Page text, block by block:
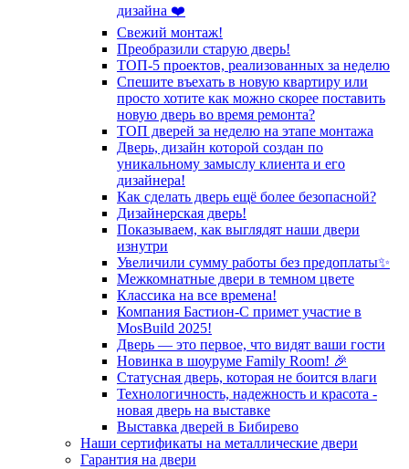
дизайна ❤️
Свежий монтаж!
Преобразили старую дверь!
ТОП-5 проектов, реализованных за неделю
Спешите въехать в новую квартиру или
просто хотите как можно скорее поставить
новую дверь во время ремонта?
ТОП дверей за неделю на этапе монтажа
Дверь, дизайн которой создан по
уникальному замыслу клиента и его
дизайнера!
Как сделать дверь ещё более безопасной?
Дизайнерская дверь!
Показываем, как выглядят наши двери
изнутри
Увеличили сумму работы без предоплаты✨
Межкомнатные двери в темном цвете
Классика на все времена!
Компания Бастион-С примет участие в
MosBuild 2025!
Дверь — это первое, что видят ваши гости
Новинка в шоуруме Family Room! 🎉
Статусная дверь, которая не боится влаги
Технологичность, надежность и красота -
новая дверь на выставке
Выставка дверей в Бибирево
Наши сертификаты на металлические двери
Гарантия на двери